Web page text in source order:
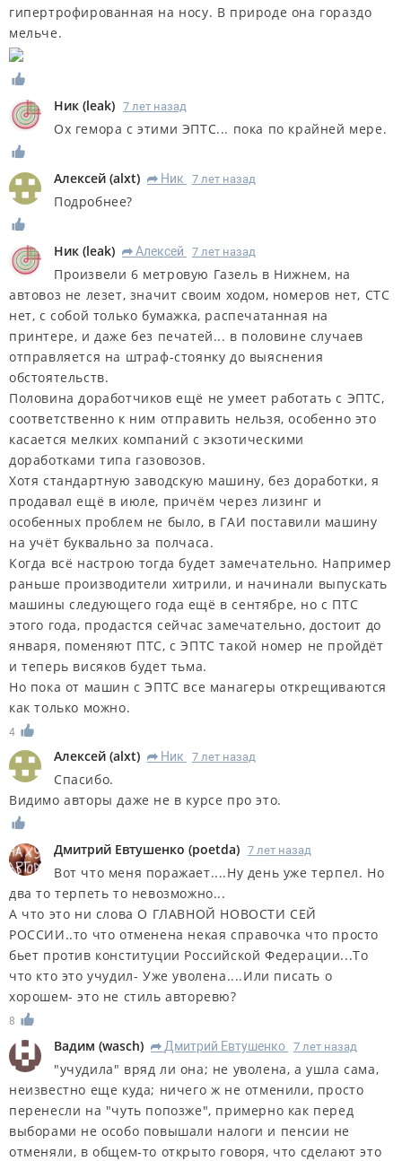
гипертрофированная на носу. В природе она гораздо
мельче.
Ник (leak) 7 лет назад
Ох гемора с этими ЭПТС... пока по крайней мере.
Алексей (alxt) R Ник 7 лет назад
Подробнее?
Ник (leak) R Алексей 7 лет назад
Произвели 6 метровую Газель в Нижнем, на
автовоз не лезет, значит своим ходом, номеров нет, СТС
нет, с собой только бумажка, распечатанная на
принтере, и даже без печатей... в половине случаев
отправляется на штраф-стоянку до выяснения
обстоятельств.
Половина доработчиков ещё не умеет работать с ЭПТС,
соответственно к ним отправить нельзя, особенно это
касается мелких компаний с экзотическими
доработками типа газовозов.
Хотя стандартную заводскую машину, без доработки, я
продавал ещё в июле, причём через лизинг и
особенных проблем не было, в ГАИ поставили машину
на учёт буквально за полчаса.
Когда всё настрою тогда будет замечательно. Например
раньше производители хитрили, и начинали выпускать
машины следующего года ещё в сентябре, но с ПТС
этого года, продастся сейчас замечательно, достоит до
января, поменяют ПТС, с ЭПТС такой номер не пройдёт
и теперь висяков будет тьма.
Но пока от машин с ЭПТС все манагеры открещиваются
как только можно.
4
Алексей (alxt) R Ник 7 лет назад
Спасибо.
Видимо авторы даже не в курсе про это.
Дмитрий Евтушенко (poetda) 7 лет назад
Вот что меня поражает....Ну день уже терпел. Но
два то терпеть то невозможно...
А что это ни слова О ГЛАВНОЙ НОВОСТИ СЕЙ
РОССИИ..то что отменена некая справочка что просто
бьет против конституции Российской Федерации...То
что кто это учудил- Уже уволена....Или писать о
хорошем- это не стиль авторевю?
8
Вадим (wasch) R Дмитрий Евтушенко 7 лет назад
"учудила" вряд ли она; не уволена, а ушла сама,
неизвестно еще куда; ничего ж не отменили, просто
перенесли на "чуть попозже", примерно как перед
выборами не особо повышали налоги и пенсии не
отменяли, в общем-то открыто говоря, что сделают это